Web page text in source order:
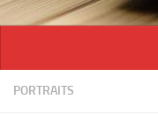
PORTRAITS